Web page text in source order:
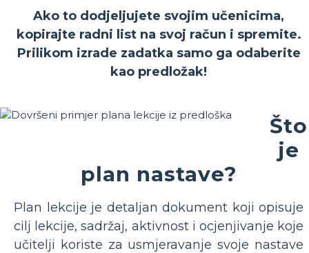
Ako to dodjeljujete svojim učenicima,
kopirajte radni list na svoj račun i spremite.
Prilikom izrade zadatka samo ga odaberite
kao predložak!
Što
je
plan nastave?
Plan lekcije je detaljan dokument koji opisuje
cilj lekcije, sadržaj, aktivnost i ocjenjivanje koje
učitelji koriste za usmjeravanje svoje nastave